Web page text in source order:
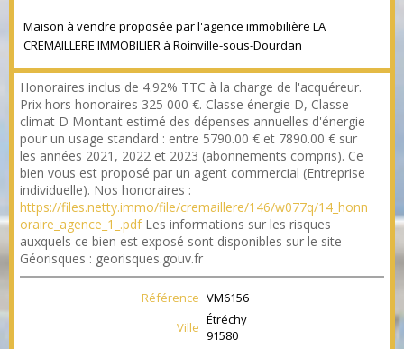
Maison à vendre proposée par l'agence immobilière LA
CREMAILLERE IMMOBILIER à Roinville-sous-Dourdan
Honoraires inclus de 4.92% TTC à la charge de l'acquéreur.
Prix hors honoraires 325 000 €. Classe énergie D, Classe
climat D Montant estimé des dépenses annuelles d'énergie
pour un usage standard : entre 5790.00 € et 7890.00 € sur
les années 2021, 2022 et 2023 (abonnements compris). Ce
bien vous est proposé par un agent commercial (Entreprise
individuelle). Nos honoraires :
https://files.netty.immo/file/cremaillere/146/w077q/14_honn
oraire_agence_1_.pdfLes informations sur les risques
auxquels ce bien est exposé sont disponibles sur le site
Géorisques : georisques.gouv.fr
Référence VM6156
Ville Étréchy
91580